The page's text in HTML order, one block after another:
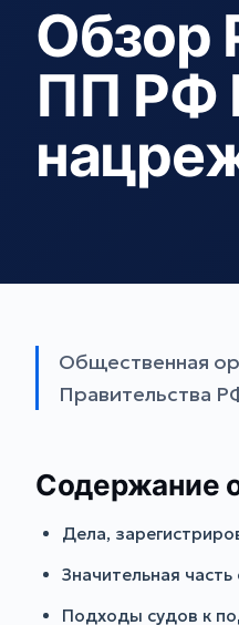
Обзор
ПП РФ
Общественная
Правительства
Содержание
Дела,
Значительная
Подходы судов к